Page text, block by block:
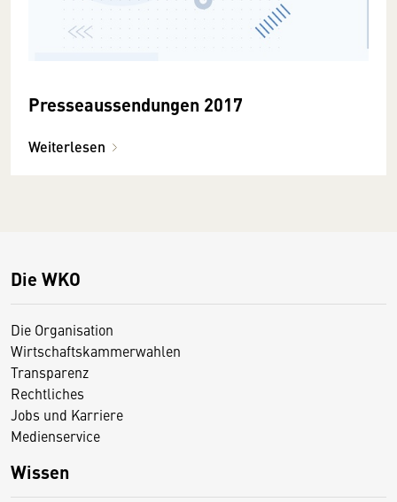
Presseaussendungen 2017
Weiterlesen
Die WKO
Die Organisation
Wirtschaftskammerwahlen
Transparenz
Rechtliches
Jobs und Karriere
Medienservice
Wissen